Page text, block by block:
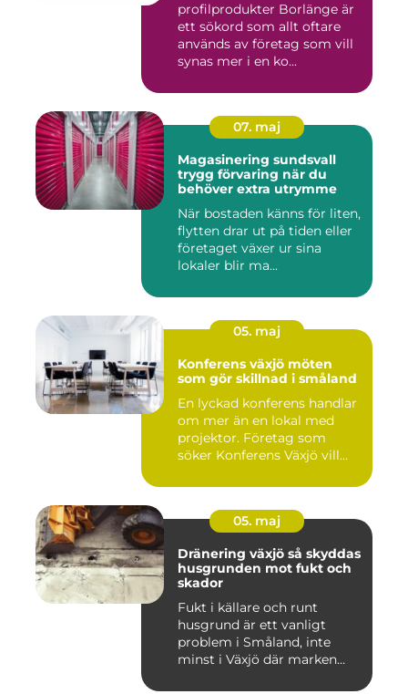
profilprodukter Borlänge är
ett sökord som allt oftare
används av företag som vill
synas mer i en ko...
07. maj
Magasinering sundsvall
trygg förvaring när du
behöver extra utrymme
När bostaden känns för liten,
flytten drar ut på tiden eller
företaget växer ur sina
lokaler blir ma...
05. maj
Konferens växjö möten
som gör skillnad i småland
En lyckad konferens handlar
om mer än en lokal med
projektor. Företag som
söker Konferens Växjö vill...
05. maj
Dränering växjö så skyddas
husgrunden mot fukt och
skador
Fukt i källare och runt
husgrund är ett vanligt
problem i Småland, inte
minst i Växjö där marken